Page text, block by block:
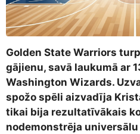
Golden State Warriors
gājienu, savā laukumā ar
Washington Wizards.
spožo spēli aizvadīja
tikai bija rezultatīvākais
nodemonstrēja